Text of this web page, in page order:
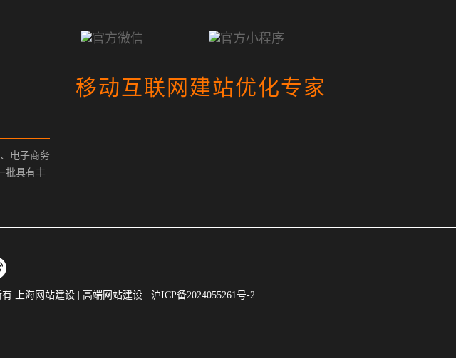
电子商务
批具有丰
移动互联网建站优化专家
有 上海网站建设 | 高端网站建设 沪ICP备2024055261号-2